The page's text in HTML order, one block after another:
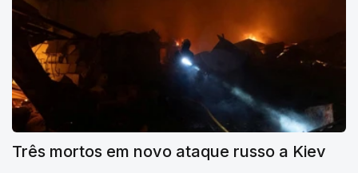
Três mortos em novo ataque russo a Kiev